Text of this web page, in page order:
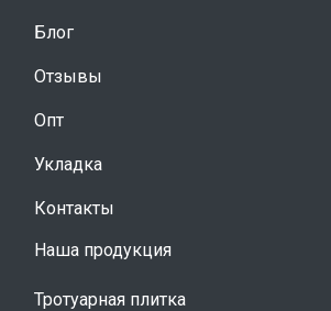
Блог
Отзывы
Опт
Укладка
Контакты
Наша продукция
Тротуарная плитка